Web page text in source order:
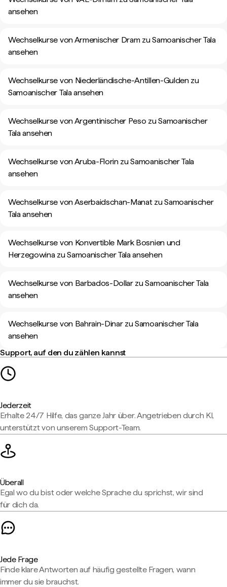
ansehen
Wechselkurse von Armenischer Dram zu Samoanischer Tala
ansehen
Wechselkurse von Niederländische-Antillen-Gulden zu
Samoanischer Tala ansehen
Wechselkurse von Argentinischer Peso zu Samoanischer
Tala ansehen
Wechselkurse von Aruba-Florin zu Samoanischer Tala
ansehen
Wechselkurse von Aserbaidschan-Manat zu Samoanischer
Tala ansehen
Wechselkurse von Konvertible Mark Bosnien und
Herzegowina zu Samoanischer Tala ansehen
Wechselkurse von Barbados-Dollar zu Samoanischer Tala
ansehen
Wechselkurse von Bahrain-Dinar zu Samoanischer Tala
ansehen
Support, auf den du zählen kannst
Jederzeit
Erhalte 24/7 Hilfe, das ganze Jahr über. Angetrieben durch KI,
unterstützt von unserem Support-Team.
Überall
Egal wo du bist oder welche Sprache du sprichst, wir sind
für dich da.
Jede Frage
Finde klare Antworten auf häufig gestellte Fragen, wann
immer du sie brauchst.